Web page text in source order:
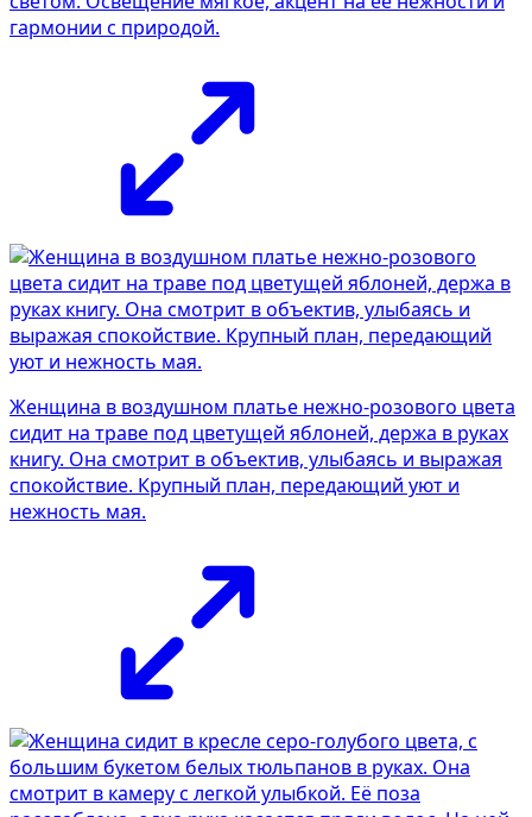
гармонии с природой.
Женщина в воздушном платье нежно-розового цвета
сидит на траве под цветущей яблоней, держа в руках
книгу. Она смотрит в объектив, улыбаясь и выражая
спокойствие. Крупный план, передающий уют и
нежность мая.